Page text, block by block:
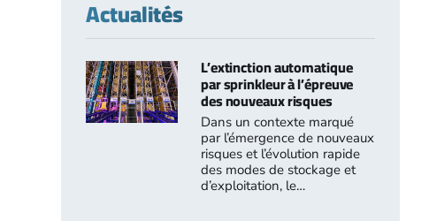
Actualités
L’extinction automatique
par sprinkleur à l’épreuve
des nouveaux risques
Dans un contexte marqué
par l’émergence de nouveaux
risques et l’évolution rapide
des modes de stockage et
d’exploitation, le…